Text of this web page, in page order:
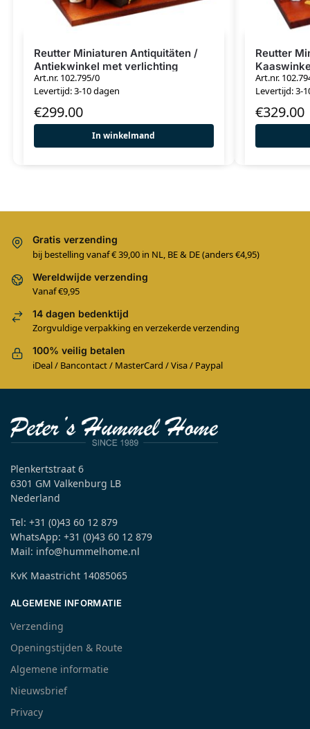
Reutter Miniaturen Antiquitäten /
Antiekwinkel met verlichting
Art.nr. 102.795/0
Levertijd: 3-10 dagen
€299.00
In winkelmand
Reutter
Art.nr.
Levertijd: 3-
€329.00
Gratis verzending
bij bestelling vanaf € 39,00 in NL, BE & DE (anders €4,95)
Wereldwijde verzending
Vanaf €9,95
14 dagen bedenktijd
Zorgvuldige verpakking en verzekerde verzending
100% veilig betalen
iDeal / Bancontact / MasterCard / Visa / Paypal
Plenkertstraat 6
6301 GM Valkenburg LB
Nederland
Tel: +31 (0)43 60 12 879
WhatsApp: +31 (0)43 60 12 879
Mail: info@hummelhome.nl
KvK Maastricht 14085065
ALGEMENE INFORMATIE
Verzending
Openingstijden & Route
Algemene informatie
Nieuwsbrief
Privacy